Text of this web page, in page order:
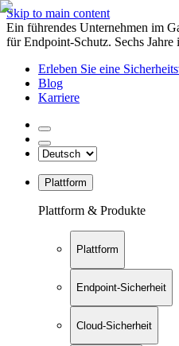
Skip to main content
Ein führendes Unternehmen im
für Endpoint-Schutz. Sechs Jahre
Erleben Sie eine
Blog
Karriere
Plattform
Plattform & Produkte
Plattform
Endpoint-Sicherheit
Cloud-Sicherheit